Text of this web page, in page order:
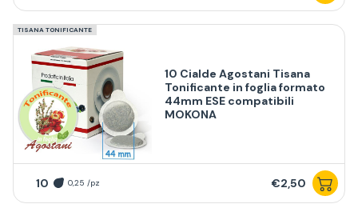
TISANA TONIFICANTE
10 Cialde Agostani Tisana
Tonificante in foglia formato
44mm ESE compatibili
MOKONA
10 0,25 /pz €2,50